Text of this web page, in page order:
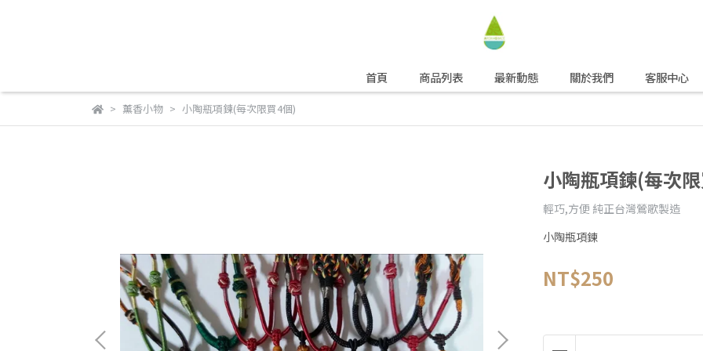
首頁 商品列表 最新動態 關於我們 客服中心
薰香小物 小陶瓶項鍊(每次限買4個)
小陶瓶項鍊(每次
輕巧,方便 純正台灣鶯歌製造
小陶瓶項鍊
NT$250